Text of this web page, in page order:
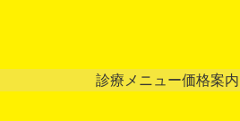
診療メニュー価格案内